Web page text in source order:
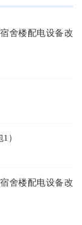
舍楼配电设备改
）
舍楼配电设备改